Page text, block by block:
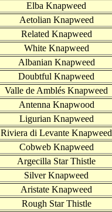
Elba Knapweed
Aetolian Knapweed
Related Knapweed
White Knapweed
Albanian Knapweed
Doubtful Knapweed
Valle de Amblés Knapweed
Antenna Knapwood
Ligurian Knapweed
Riviera di Levante Knapweed
Cobweb Knapweed
Argecilla Star Thistle
Silver Knapweed
Aristate Knapweed
Rough Star Thistle